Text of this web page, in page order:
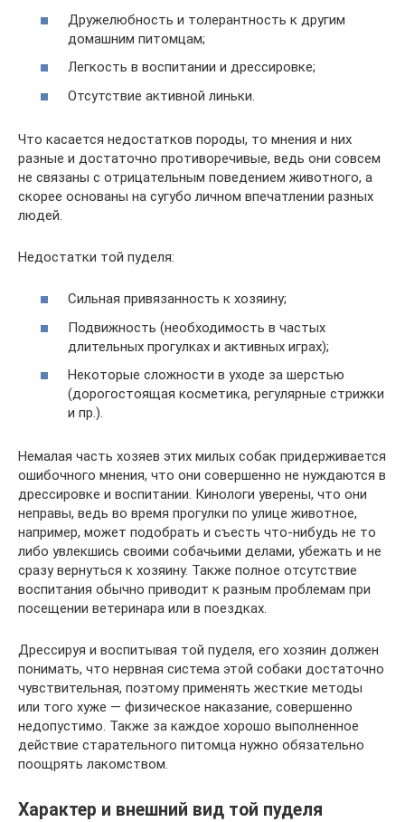
Дружелюбность и толерантность к другим
домашним питомцам;
Легкость в воспитании и дрессировке;
Отсутствие активной линьки.
Что касается недостатков породы, то мнения и них
разные и достаточно противоречивые, ведь они совсем
не связаны с отрицательным поведением животного, а
скорее основаны на сугубо личном впечатлении разных
людей.
Недостатки той пуделя:
Сильная привязанность к хозяину;
Подвижность (необходимость в частых
длительных прогулках и активных играх);
Некоторые сложности в уходе за шерстью
(дорогостоящая косметика, регулярные стрижки
и пр.).
Немалая часть хозяев этих милых собак придерживается
ошибочного мнения, что они совершенно не нуждаются в
дрессировке и воспитании. Кинологи уверены, что они
неправы, ведь во время прогулки по улице животное,
например, может подобрать и съесть что-нибудь не то
либо увлекшись своими собачьими делами, убежать и не
сразу вернуться к хозяину. Также полное отсутствие
воспитания обычно приводит к разным проблемам при
посещении ветеринара или в поездках.
Дрессируя и воспитывая той пуделя, его хозяин должен
понимать, что нервная система этой собаки достаточно
чувствительная, поэтому применять жесткие методы
или того хуже — физическое наказание, совершенно
недопустимо. Также за каждое хорошо выполненное
действие старательного питомца нужно обязательно
поощрять лакомством.
Характер и внешний вид той пуделя